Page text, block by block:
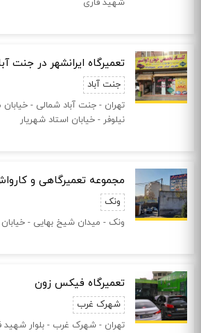
شهید قاری
تعمیرگاه ایرانشهر در جنت
جنت آباد
تهران - جنت آباد شمالی - خیابان
نیلوفر - خیابان استاد شهریار
مجموعه تعمیرگاهی و
ونک
ونک - میدان شیخ بهایی - خیابان
تعمیرگاه فیکس زون
شهرک غرب
تهران - شهرک غرب - بلوار شهید